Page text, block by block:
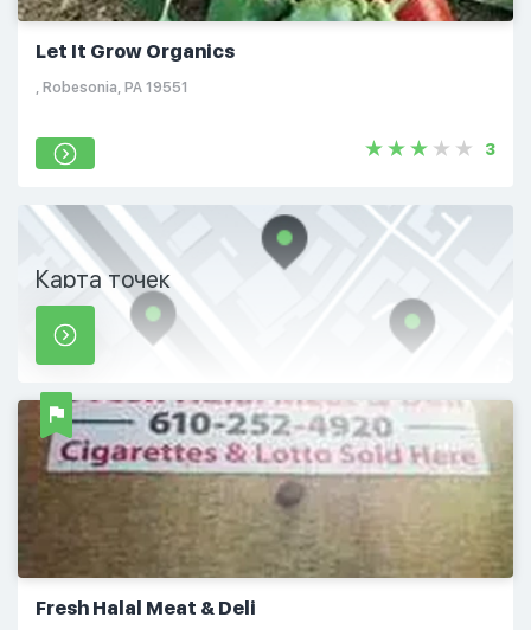
Let It Grow Organics
, Robesonia, PA 19551
3
Карта точек
Fresh Halal Meat & Deli